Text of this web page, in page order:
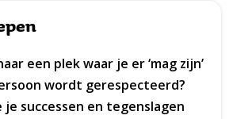
een plek waar je er ‘mag zijn’
wordt gerespecteerd?
je successen en tegenslagen